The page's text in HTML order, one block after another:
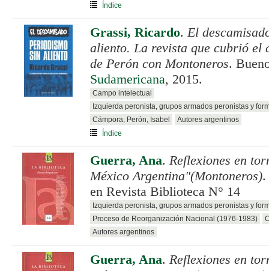
Índice
Grassi, Ricardo. El
aliento. La revista que cubrió el
de Perón con Montoneros.
Sudamericana, 2015.
Campo intelectual
Izquierda peronista, grupos armados peronistas y
Cámpora, Perón, Isabel
Autores argentinos
Índice
Guerra, Ana. Reflexiones en
México Argentina"(Montoneros).
en Revista Biblioteca N° 14
Izquierda peronista, grupos armados peronistas y
Proceso de Reorganización Nacional (1976-1983)
Autores argentinos
Guerra, Ana. Reflexiones en